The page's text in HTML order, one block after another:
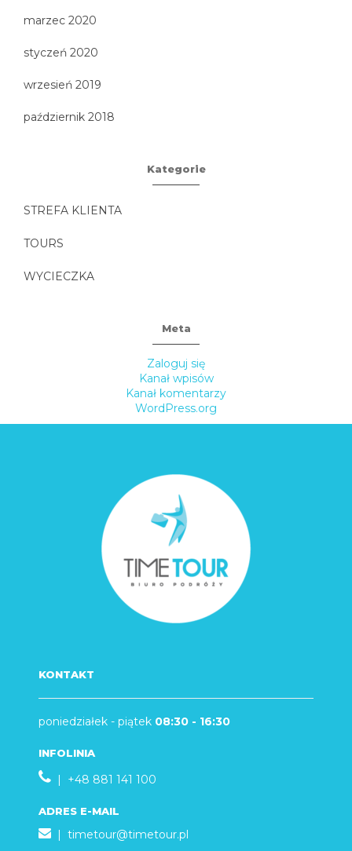
marzec 2020
styczeń 2020
wrzesień 2019
październik 2018
Kategorie
STREFA KLIENTA
TOURS
WYCIECZKA
Meta
Zaloguj się
Kanał wpisów
Kanał komentarzy
WordPress.org
KONTAKT
poniedziałek - piątek 08:30 - 16:30
INFOLINIA
| +48 881 141 100
ADRES E-MAIL
| timetour@timetour.pl